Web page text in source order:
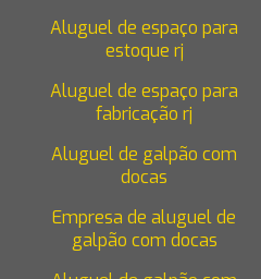
Aluguel de espaço para
estoque rj
Aluguel de espaço para
fabricação rj
Aluguel de galpão com
docas
Empresa de aluguel de
galpão com docas